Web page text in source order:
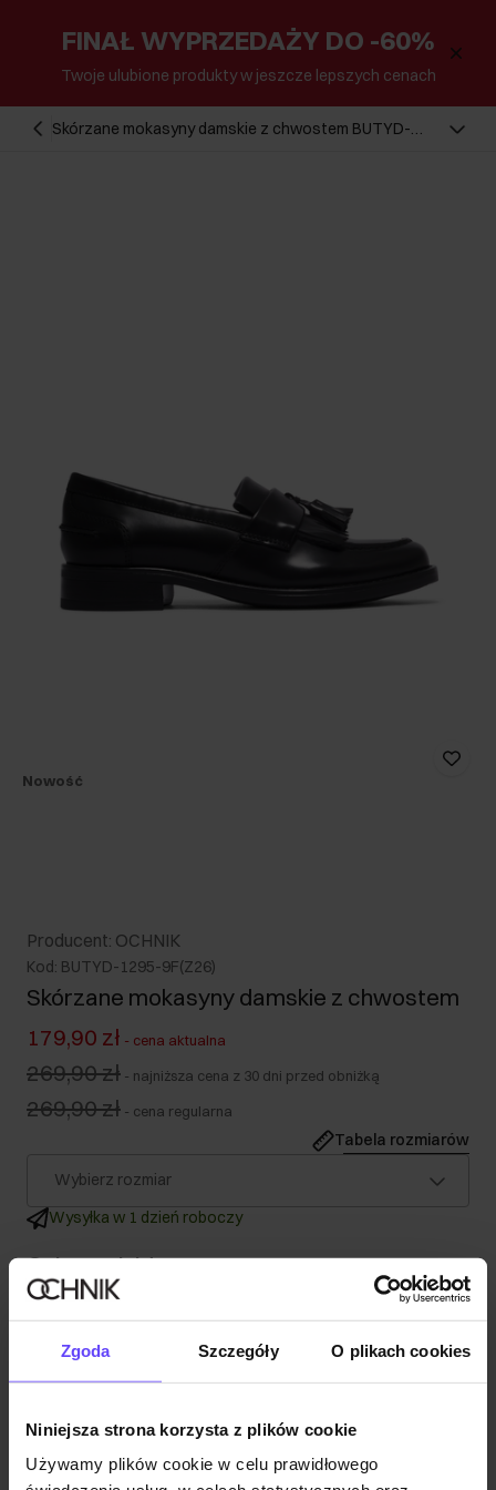
Zgoda Szczegóły O plikach cookies
Niniejsza strona korzysta z plików cookie
Używamy plików cookie w celu prawidłowego
FINAŁ WYPRZEDAŻY DO -60%
Twoje ulubione produkty w jeszcze lepszych cenach
Skórzane mokasyny damskie z chwostem BUTYD-
Nowość
Producent: OCHNIK
Kod: BUTYD-1295-9F(Z26)
Skórzane mokasyny damskie z chwostem
179,90 zł - cena aktualna
269,90 zł - najniższa cena z 30 dni przed obniżką
269,90 zł - cena regularna
Tabela rozmiarów
Wybierz rozmiar
Wysyłka w 1 dzień roboczy
Opis produktu
Opinie